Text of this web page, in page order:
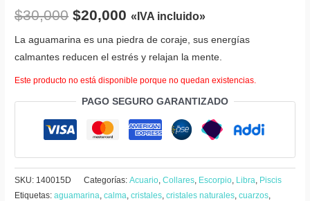
$30,000 $20,000 «IVA incluido»
La aguamarina es una piedra de coraje, sus energías
calmantes reducen el estrés y relajan la mente.
Este producto no está disponible porque no quedan existencias.
PAGO SEGURO GARANTIZADO
SKU: 140015D Categorías:Acuario,Collares, Escorpio, Libra, Piscis
Etiquetas:aguamarina,calma,cristales,cristales naturales,cuarzos,